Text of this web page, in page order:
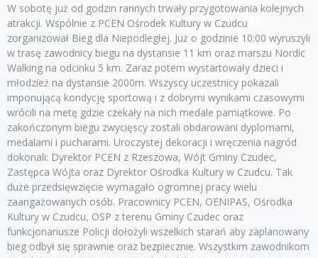
W sobotę już od godzin rannych trwały przygotowania kolejnych
atrakcji. Wspólnie z PCEN Ośrodek Kultury w Czudcu
zorganizował Bieg dla Niepodległej. Już o godzinie 10:00 wyruszyli
w trasę zawodnicy biegu na dystansie 11 km oraz marszu Nordic
Walking na odcinku 5 km. Zaraz potem wystartowały dzieci i
młodzież na dystansie 2000m. Wszyscy uczestnicy pokazali
imponującą kondycję sportową i z dobrymi wynikami czasowymi
wrócili na metę gdzie czekały na nich medale pamiątkowe. Po
zakończonym biegu zwycięscy zostali obdarowani dyplomami,
medalami i pucharami. Uroczystej dekoracji i wręczenia nagród
dokonali: Dyrektor PCEN z Rzeszowa, Wójt Gminy Czudec,
Zastępca Wójta oraz Dyrektor Ośrodka Kultury w Czudcu. Tak
duże przedsięwzięcie wymagało ogromnej pracy wielu
zaangażowanych osób. Pracownicy PCEN, OENIPAS, Ośrodka
Kultury w Czudcu, OSP z terenu Gminy Czudec oraz
funkcjonariusze Policji dołożyli wszelkich starań aby zaplanowany
bieg odbył się sprawnie oraz bezpiecznie. Wszystkim zawodnikom